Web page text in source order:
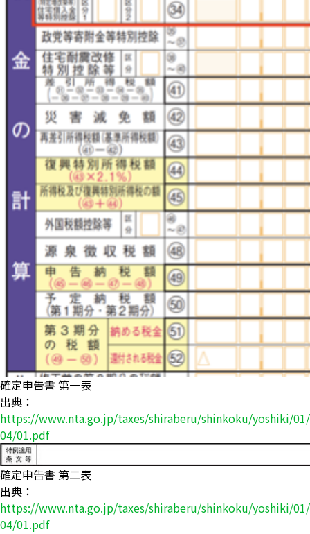
確定申告書 第一表
出典：
https://www.nta.go.jp/taxes/shiraberu/shinkoku/yoshiki/
04/01.pdf
確定申告書 第二表
出典：
https://www.nta.go.jp/taxes/shiraberu/shinkoku/yoshiki/
04/01.pdf